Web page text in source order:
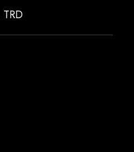
TRD